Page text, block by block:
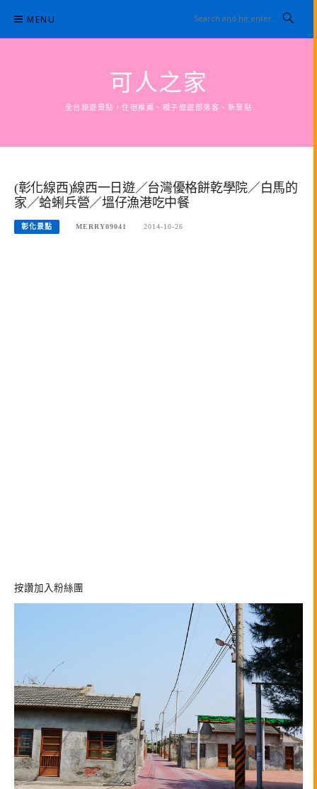
content
MENU
可人之家
全台旅遊景點，住宿推薦、親子旅遊部落客、新景點
(彰化線西)線西一日遊／台灣優格餅乾學院／白馬的
家／蛤蜊兵營／塭仔漁港吃中餐
彰化景點 MERRY09041 2014-10-26
按讚加入粉絲團